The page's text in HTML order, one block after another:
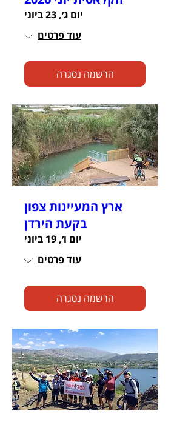
יום ג׳, 23 ביוני
עוד פרטים
הרשמה נסגרה
ארץ המעיינות צפון
בקעת הירדן
יום ו׳, 19 ביוני
עוד פרטים
הרשמה נסגרה